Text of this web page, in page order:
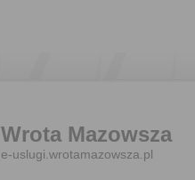
Wrota Mazowsza
e-uslugi.wrotamazowsza.pl